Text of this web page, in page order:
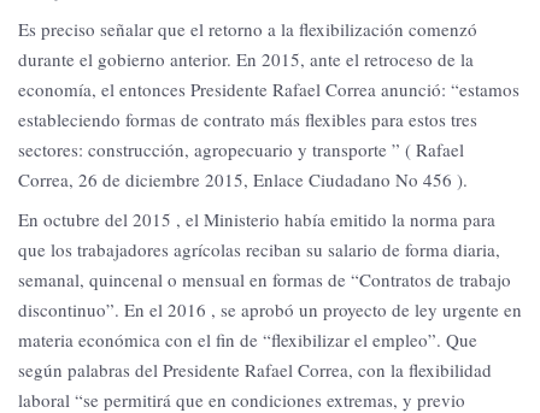
Es preciso señalar que el retorno a la flexibilización comenzó
durante el gobierno anterior. En 2015, ante el retroceso de la
economía, el entonces Presidente Rafael Correa anunció: “estamos
estableciendo formas de contrato más flexibles para estos tres
sectores: construcción, agropecuario y transporte ” ( Rafael
Correa, 26 de diciembre 2015, Enlace Ciudadano No 456 ).
En octubre del 2015 , el Ministerio había emitido la norma para
que los trabajadores agrícolas reciban su salario de forma diaria,
semanal, quincenal o mensual en formas de “Contratos de trabajo
discontinuo”. En el 2016 , se aprobó un proyecto de ley urgente en
materia económica con el fin de “flexibilizar el empleo”. Que
según palabras del Presidente Rafael Correa, con la flexibilidad
laboral “se permitirá que en condiciones extremas, y previo